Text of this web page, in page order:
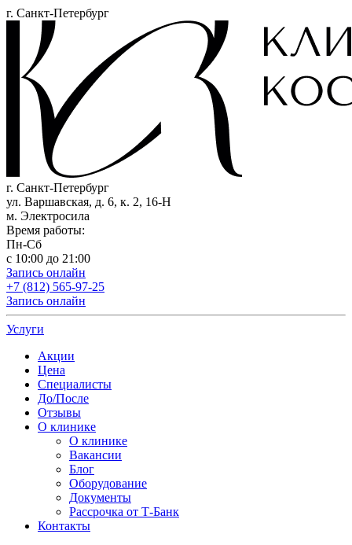
г. Санкт-Петербург
г. Санкт-Петербург
ул. Варшавская, д. 6, к. 2, 16-Н
м. Электросила
Время работы:
Пн-Сб
с 10:00 до 21:00
Запись онлайн
+7 (812) 565-97-25
Запись онлайн
Услуги
Акции
Цена
Специалисты
До/После
Отзывы
О клинике
О клинике
Вакансии
Блог
Оборудование
Документы
Рассрочка от Т-Банк
Контакты